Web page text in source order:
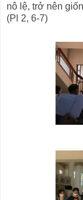
nô lệ, trở nên
(Pl 2, 6-7)